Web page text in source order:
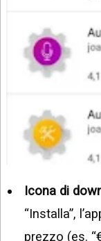
Icona di
“Installa”,
prezzo (es.